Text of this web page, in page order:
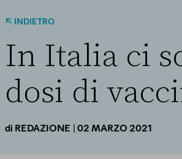
INDIETRO
In Italia ci
dosi di
di REDAZIONE | 02 MARZO 2021